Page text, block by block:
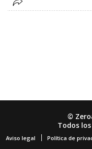
©
Todos
Aviso legal Política de